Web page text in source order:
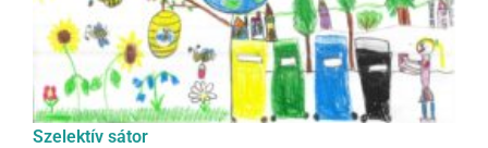
Szelektív sátor